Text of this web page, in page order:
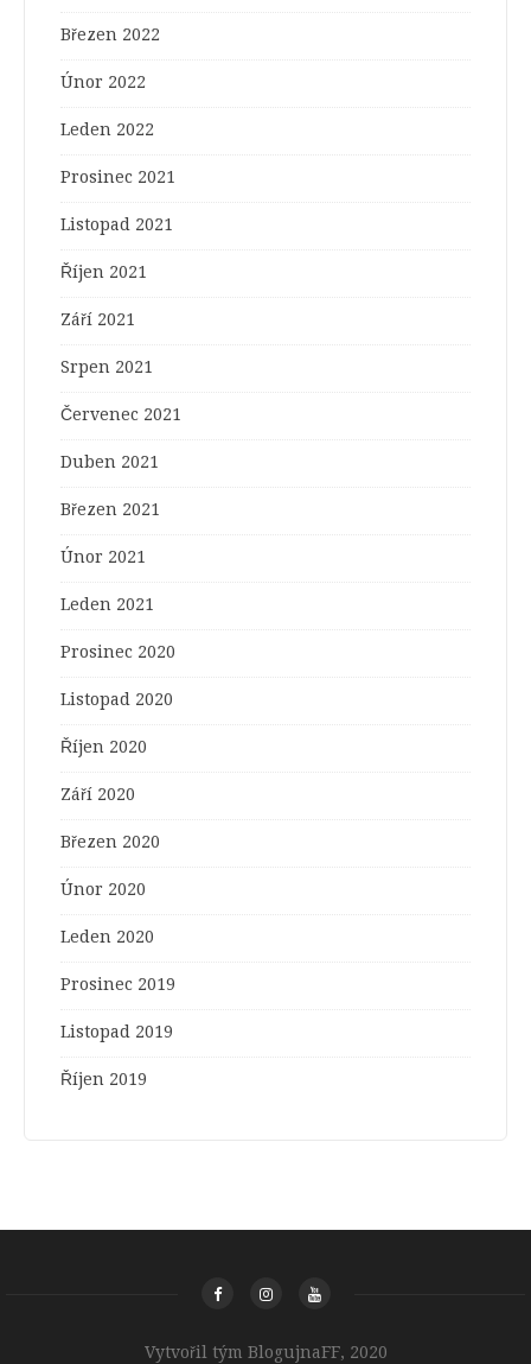
Březen 2022
Únor 2022
Leden 2022
Prosinec 2021
Listopad 2021
Říjen 2021
Září 2021
Srpen 2021
Červenec 2021
Duben 2021
Březen 2021
Únor 2021
Leden 2021
Prosinec 2020
Listopad 2020
Říjen 2020
Září 2020
Březen 2020
Únor 2020
Leden 2020
Prosinec 2019
Listopad 2019
Říjen 2019
Vytvořil tým BlogujnaFF, 2020